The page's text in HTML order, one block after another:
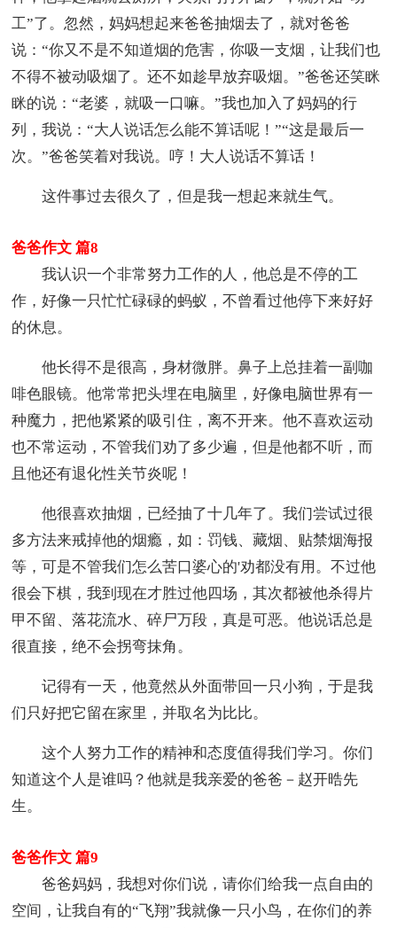
工”了。忽然，妈妈想起来爸爸抽烟去了，就对爸爸
说：“你又不是不知道烟的危害，你吸一支烟，让我们也
不得不被动吸烟了。还不如趁早放弃吸烟。”爸爸还笑眯
眯的说：“老婆，就吸一口嘛。”我也加入了妈妈的行
列，我说：“大人说话怎么能不算话呢！”“这是最后一
次。”爸爸笑着对我说。哼！大人说话不算话！
这件事过去很久了，但是我一想起来就生气。
爸爸作文 篇8
我认识一个非常努力工作的人，他总是不停的工
作，好像一只忙忙碌碌的蚂蚁，不曾看过他停下来好好
的休息。
他长得不是很高，身材微胖。鼻子上总挂着一副咖
啡色眼镜。他常常把头埋在电脑里，好像电脑世界有一
种魔力，把他紧紧的吸引住，离不开来。他不喜欢运动
也不常运动，不管我们劝了多少遍，但是他都不听，而
且他还有退化性关节炎呢！
他很喜欢抽烟，已经抽了十几年了。我们尝试过很
多方法来戒掉他的烟瘾，如：罚钱、藏烟、贴禁烟海报
等，可是不管我们怎么苦口婆心的'劝都没有用。不过他
很会下棋，我到现在才胜过他四场，其次都被他杀得片
甲不留、落花流水、碎尸万段，真是可恶。他说话总是
很直接，绝不会拐弯抹角。
记得有一天，他竟然从外面带回一只小狗，于是我
们只好把它留在家里，并取名为比比。
这个人努力工作的精神和态度值得我们学习。你们
知道这个人是谁吗？他就是我亲爱的爸爸－赵开晧先
生。
爸爸作文 篇9
爸爸妈妈，我想对你们说，请你们给我一点自由的
空间，让我自有的“飞翔”我就像一只小鸟，在你们的养